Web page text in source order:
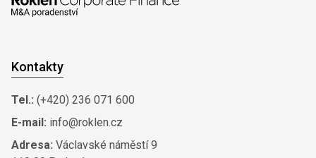
Kontakty
Tel.: (+420) 236 071 600
E-mail: info@roklen.cz
Adresa: Václavské náměstí 9